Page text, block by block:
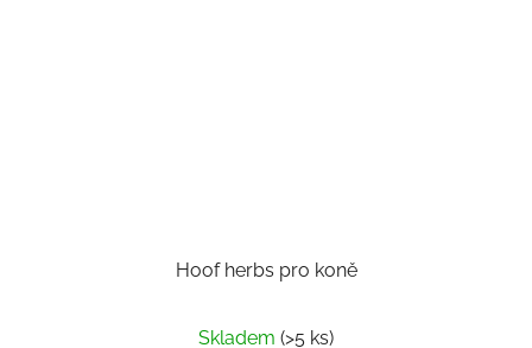
Hoof herbs pro koně
Skladem (>5 ks)